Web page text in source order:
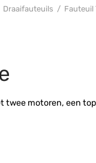
Draaifauteuils / Fauteuil
twee motoren, een